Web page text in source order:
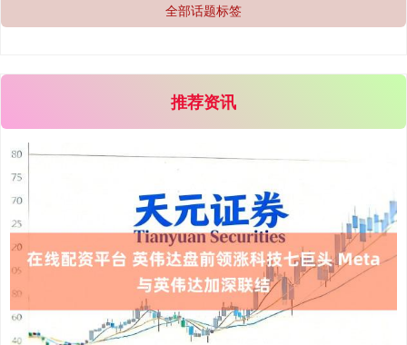
创业板指 3496.09 -67.03 -1.88%
全部话题标签
推荐资讯